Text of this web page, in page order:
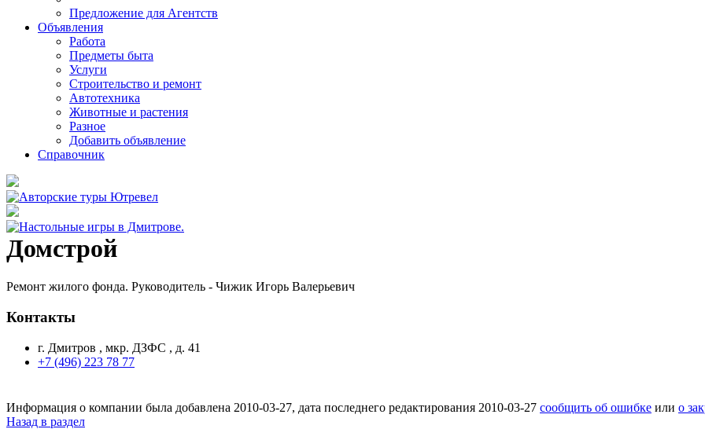
Предложение для Агентств
Объявления
Работа
Предметы быта
Услуги
Строительство и ремонт
Автотехника
Животные и растения
Разное
Добавить объявление
Справочник
Домстрой
Ремонт жилого фонда. Руководитель - Чижик Игорь Валерьевич
Контакты
г. Дмитров , мкр. ДЗФС , д. 41
+7 (496) 223 78 77
Информация о компании была добавлена 2010-03-27, дата последнего редактирования 2010-03-27 сообщить об ошибке или о
Назад в раздел